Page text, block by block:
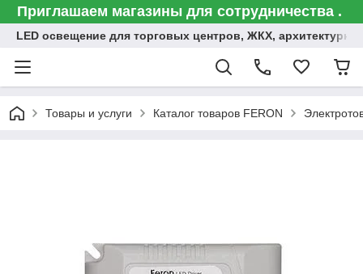
Приглашаем магазины для сотрудничества .
LED освещение для торговых центров, ЖКХ,
Товары и услуги Каталог товаров FERON